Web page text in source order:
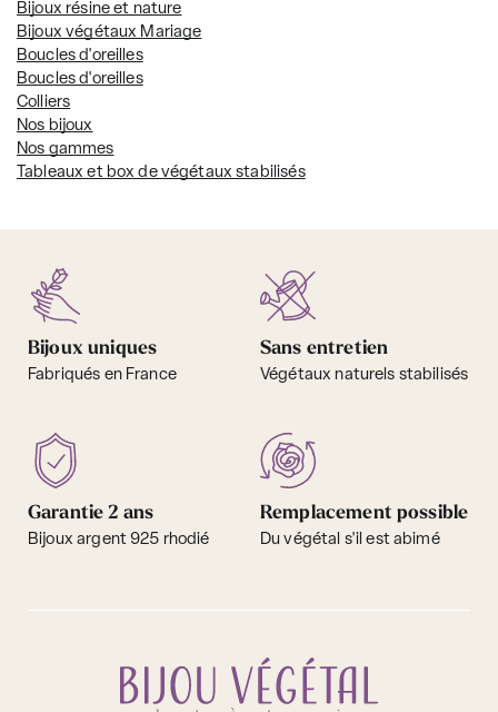
Bijoux résine et nature
Bijoux végétaux Mariage
Boucles d'oreilles
Boucles d'oreilles
Colliers
Nos bijoux
Nos gammes
Tableaux et box de végétaux stabilisés
Bijoux uniques
Fabriqués en France
Sans entretien
Végétaux naturels stabilisés
Garantie 2 ans
Bijoux argent 925 rhodié
Remplacement possible
Du végétal s'il est abimé